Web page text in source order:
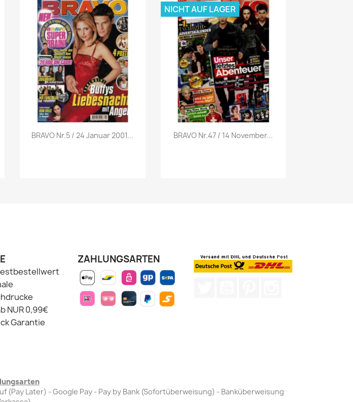
Vorschau
BRAVO Nr.5 / 24 Januar 2001... Vorschau
BRAVO Nr.47 / 14 November...
NICHT AUF LAGER
NUR 0,99€
Garantie
ZAHLUNGSARTEN
(Pay Later) - Google Pay - Pay by Bank (Sofortüberweisung) - Banküberweisung